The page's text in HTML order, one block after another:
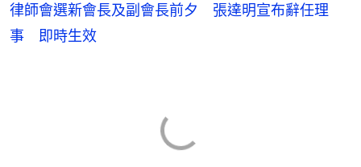
律師會選新會長及副會長前夕 張達明宣布辭任理
事 即時生效